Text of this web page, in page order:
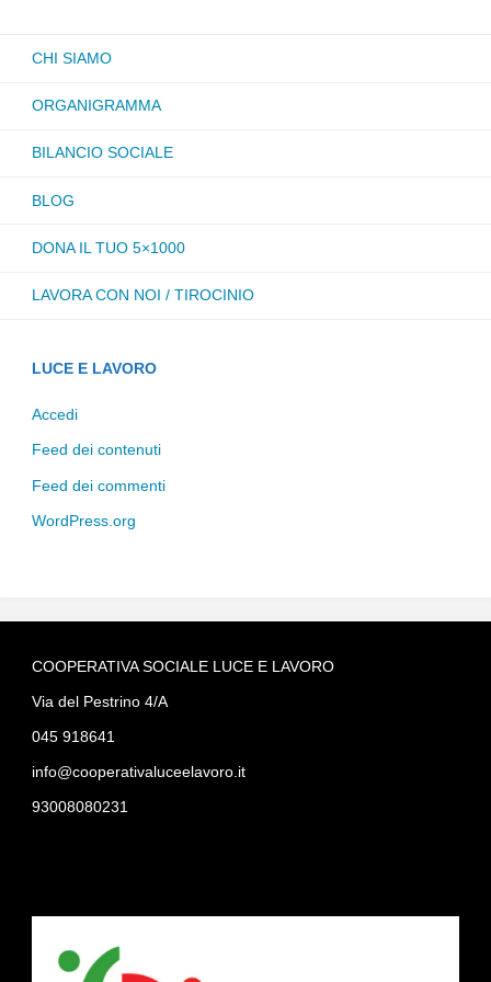
CHI SIAMO
ORGANIGRAMMA
BILANCIO SOCIALE
BLOG
DONA IL TUO 5×1000
LAVORA CON NOI / TIROCINIO
LUCE E LAVORO
Accedi
Feed dei contenuti
Feed dei commenti
WordPress.org
COOPERATIVA SOCIALE LUCE E LAVORO
Via del Pestrino 4/A
045 918641
info@cooperativaluceelavoro.it
93008080231